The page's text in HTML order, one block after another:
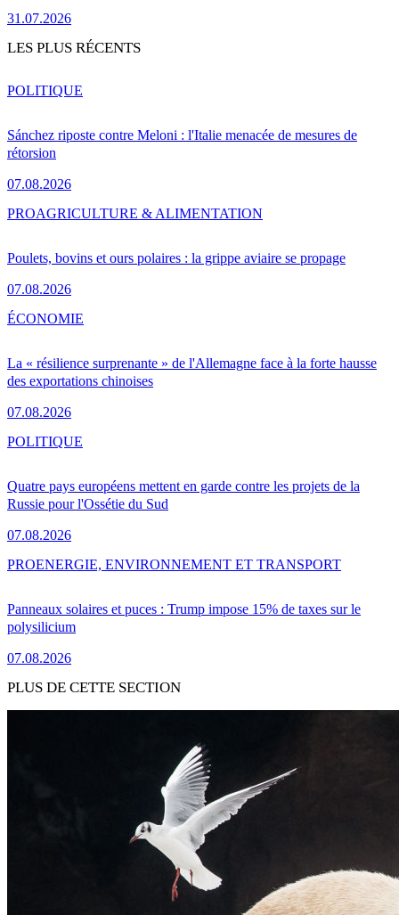
31.07.2026
LES PLUS RÉCENTS
Sánchez riposte contre Meloni : l'Italie menacée de mesures de
rétorsion
07.08.2026
POLITIQUE
Poulets, bovins et ours polaires : la grippe aviaire se propage
07.08.2026
PROAGRICULTURE & ALIMENTATION
La « résilience surprenante » de l'Allemagne face à la forte hausse
des exportations chinoises
07.08.2026
ÉCONOMIE
Quatre pays européens mettent en garde contre les projets de la
Russie pour l'Ossétie du Sud
07.08.2026
POLITIQUE
Panneaux solaires et puces : Trump impose 15% de taxes sur le
polysilicium
07.08.2026
PROENERGIE, ENVIRONNEMENT ET TRANSPORT
PLUS DE CETTE SECTION